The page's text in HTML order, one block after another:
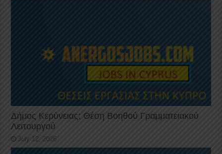
Δήμος Κερύνειας: Θέση Βοηθού Γραμματειακού
Λειτουργού
July 12, 2026